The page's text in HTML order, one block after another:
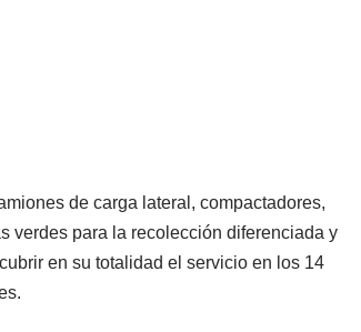
de carga lateral, compactadores,
verdes para la recolección diferenciada y
en su totalidad el servicio en los 14